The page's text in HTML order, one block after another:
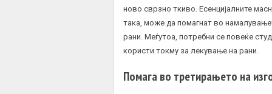
ново сврзно ткиво. Есенцијалните
така, може да помагнат во
рани. Меѓутоа, потребни се повеќе
користи токму за лекување на рани.
Помага во третирањето на